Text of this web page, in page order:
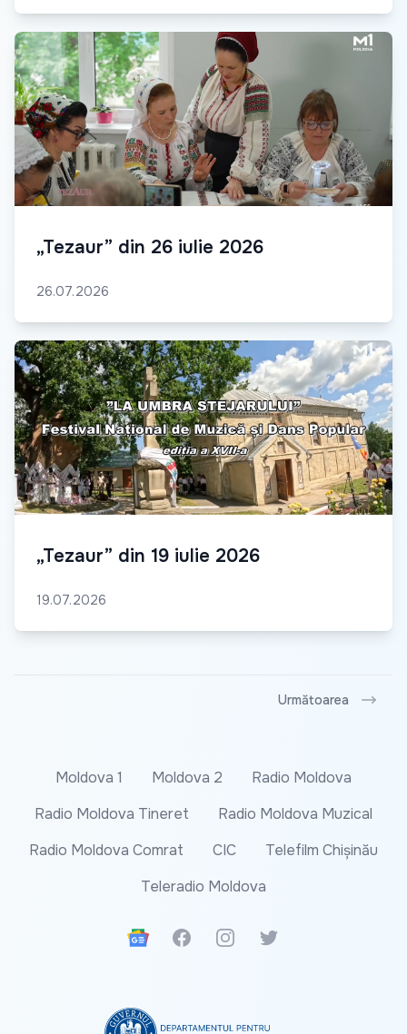
„Tezaur” din 26 iulie 2026
26.07.2026
„Tezaur” din 19 iulie 2026
19.07.2026
Următoarea
Moldova 1 Moldova 2
Radio Moldova
Radio Moldova Tineret
Radio Moldova Muzical
Radio Moldova Comrat
CIC
Telefilm Chișinău
Teleradio Moldova
Google News
FacebookInstagramTwitter